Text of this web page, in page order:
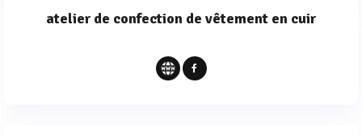
atelier de confection de vêtement en cuir